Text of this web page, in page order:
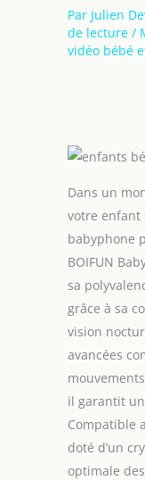
Par Julien
de lecture /
vidéo bébé
Dans un
votre enfant
babyphone
BOIFUN
sa
grâce à sa
vision
avancées
il garantit
Compatible
doté d’un
optimale